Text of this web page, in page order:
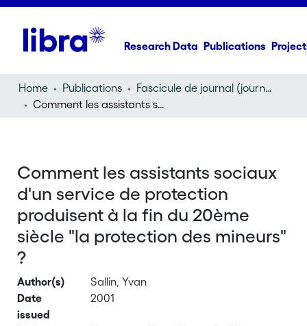
Research Data Publications
Home Publications
Fascicule de journal (journal)
Comment les assistants sociaux d'un service de protection produisent à la fin du 20ème siècle "la protection des mineurs" ?
Comment les assistants sociaux
d'un service de protection
produisent à la fin du 20ème
siècle "la protection des mineurs"
?
Author(s)
Sallin, Yvan
Date
issued
2001